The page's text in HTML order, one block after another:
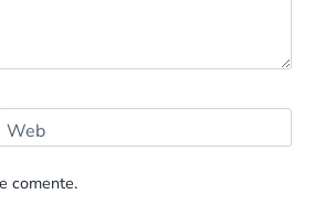
Web
comente.